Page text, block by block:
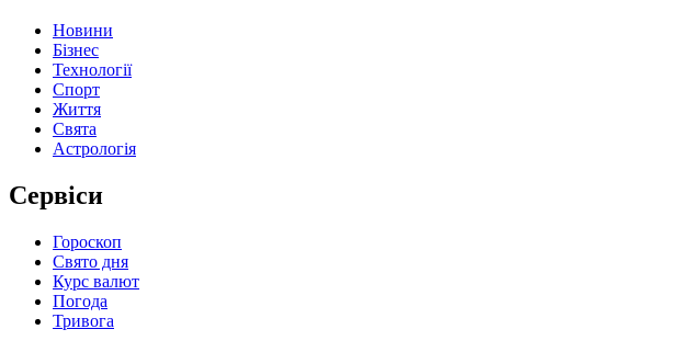
Новини
Бізнес
Технології
Спорт
Життя
Свята
Астрологія
Сервіси
Гороскоп
Свято дня
Курс валют
Погода
Тривога